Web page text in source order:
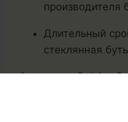
производителя
Длительный
стеклянная
Закажите «Belgian
предложите